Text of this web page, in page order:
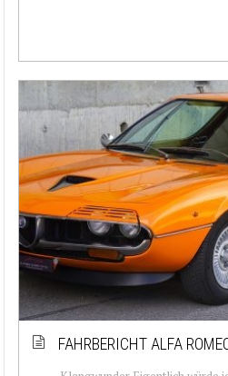
FAHRBERICHT ALFA